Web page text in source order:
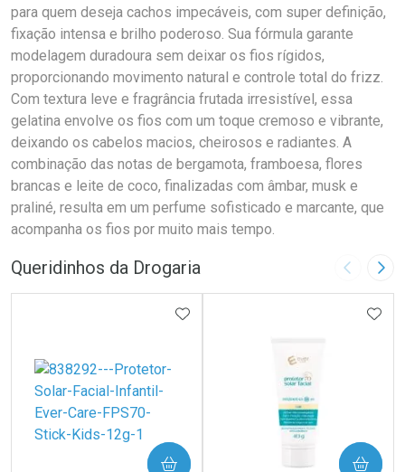
para quem deseja cachos impecáveis, com super definição,
fixação intensa e brilho poderoso. Sua fórmula garante
modelagem duradoura sem deixar os fios rígidos,
proporcionando movimento natural e controle total do frizz.
Com textura leve e fragrância frutada irresistível, essa
gelatina envolve os fios com um toque cremoso e vibrante,
deixando os cabelos macios, cheirosos e radiantes. A
combinação das notas de bergamota, framboesa, flores
brancas e leite de coco, finalizadas com âmbar, musk e
praliné, resulta em um perfume sofisticado e marcante, que
acompanha os fios por muito mais tempo.
Queridinhos da Drogaria Imagem
ADICIONAR AOS FAVORITOS
COMPRAR COMPRAR